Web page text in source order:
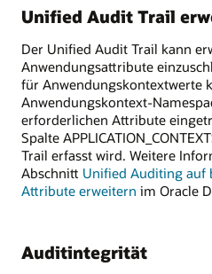
Unified Audit Trail
Der Unified Audit Trail kann
Anwendungsattribute
für Anwendungskontextwerte
Anwendungskontext-
erforderlichen Attribute
Spalte
Trail erfasst wird. Weitere
Abschnitt Unified Auditing auf
Attribute erweitern im Oracle
Auditintegrität